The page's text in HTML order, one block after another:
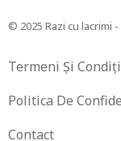
© 2025 Razi cu lacrimi
Termeni Și
Politica De
Contact